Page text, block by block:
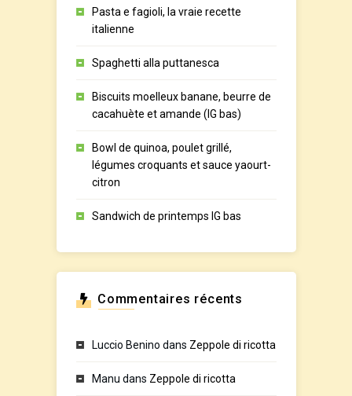
Pasta e fagioli, la vraie recette
italienne
Spaghetti alla puttanesca
Biscuits moelleux banane, beurre de
cacahuète et amande (IG bas)
Bowl de quinoa, poulet grillé,
légumes croquants et sauce yaourt-
citron
Sandwich de printemps IG bas
Commentaires récents
Luccio Benino dans Zeppole di ricotta
Manu dans Zeppole di ricotta